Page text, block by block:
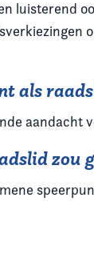
luisterend
als
aandacht
zou